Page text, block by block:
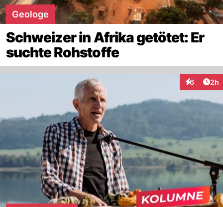
Geologe
Schweizer in Afrika getötet: Er
suchte Rohstoffe
6 2h